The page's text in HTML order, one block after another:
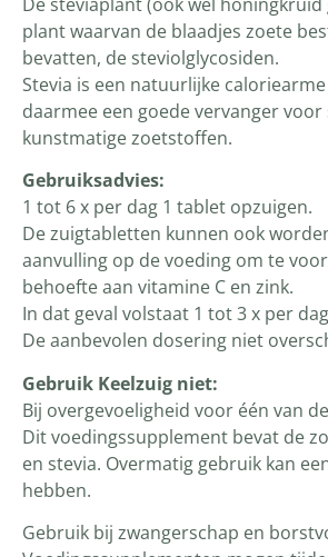
plant waarvan de blaadjes zoete
bevatten, de steviolglycosiden.
Stevia is een natuurlijke
daarmee een goede vervanger
kunstmatige zoetstoffen.
Gebruiksadvies:
1 tot 6 x per dag 1 tablet opzuigen.
De zuigtabletten kunnen ook
aanvulling op de voeding om te
behoefte aan vitamine C en zink.
In dat geval volstaat 1 tot 3 x per
De aanbevolen dosering niet
Gebruik Keelzuig niet:
Bij overgevoeligheid voor één van
Dit voedingssupplement bevat de
en stevia. Overmatig gebruik kan
hebben.
Gebruik bij zwangerschap en